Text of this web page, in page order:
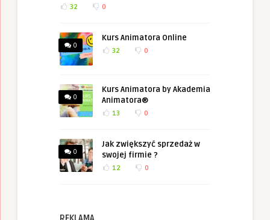
32 0
0
Kurs Animatora Online
32 0
0
Kurs Animatora by Akademia
Animatora®
13 0
0
Jak zwiększyć sprzedaż w
swojej firmie ?
12 0